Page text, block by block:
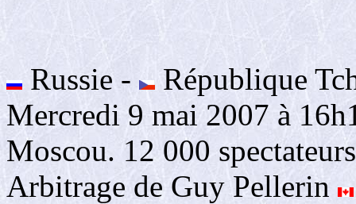
Russie -
République
Mercredi 9 mai 2007 à
Moscou. 12 000
Arbitrage de Guy Pellerin